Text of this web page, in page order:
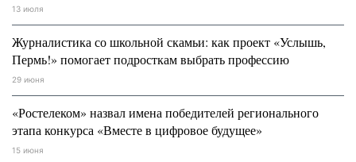
13 июля
Журналистика со школьной скамьи: как проект «Услышь,
Пермь!» помогает подросткам выбрать профессию
29 июня
«Ростелеком» назвал имена победителей регионального
этапа конкурса «Вместе в цифровое будущее»
15 июня